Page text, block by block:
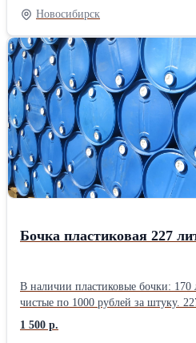
штуку. 227 литров вырезанные
по 1500 рублей за штуку. Наш адрес: г. Новосибирск, ул.
Автомобилистов проезд, 2/4 Время
пятницу с 9 до 18 часов, без обеда.
воскресение.
Новосибирск
Бочка пластиковая 227
В наличии пластиковые бочки: 170
чистые по 1000 рублей за штуку.
хомуте, из под типографской
227 литров с двумя пробками
1 500 р.